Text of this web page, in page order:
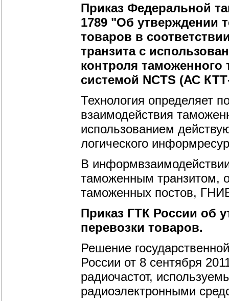
Приказ Федеральной
1789 "Об утверждении
товаров в
транзита с
контроля таможенного
системой NCTS (АС
Технология определяет
взаимодействия
использованием
логического
В
таможенным транзитом,
таможенных постов,
Приказ ГТК России об
перевозки товаров.
Решение
России от 8 сентября
радиочастот,
радиоэлектронными